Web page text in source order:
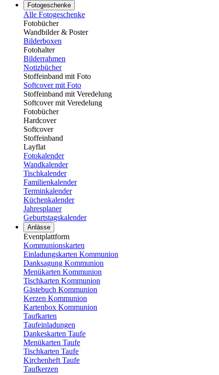
Fotogeschenke
Alle Fotogeschenke
Fotobücher
Wandbilder & Poster
Bilderboxen
Fotohalter
Bilderrahmen
Notizbücher
Stoffeinband mit Foto
Softcover mit Foto
Stoffeinband mit Veredelung
Softcover mit Veredelung
Fotobücher
Hardcover
Softcover
Stoffeinband
Layflat
Fotokalender
Wandkalender
Tischkalender
Familienkalender
Terminkalender
Küchenkalender
Jahresplaner
Geburtstagskalender
Anlässe
Eventplattform
Kommunionskarten
Einladungskarten Kommunion
Danksagung Kommunion
Menükarten Kommunion
Tischkarten Kommunion
Gästebuch Kommunion
Kerzen Kommunion
Kartenbox Kommunion
Taufkarten
Taufeinladungen
Dankeskarten Taufe
Menükarten Taufe
Tischkarten Taufe
Kirchenheft Taufe
Taufkerzen